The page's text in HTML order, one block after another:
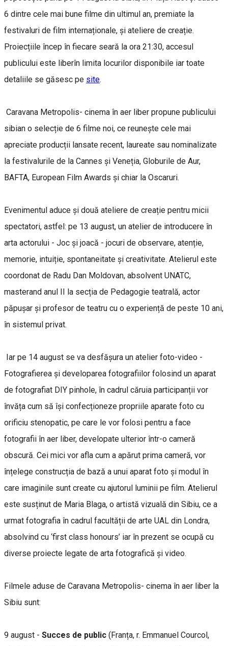
6 dintre cele mai bune filme din ultimul an, premiate la
festivaluri de film internaționale, și ateliere de creație.
Proiecțiile încep în fiecare seară la ora 21:30, accesul
publicului este liberîn limita locurilor disponibile iar toate
detaliile se găsesc pe site.
Caravana Metropolis- cinema în aer liber propune publicului
sibian o selecție de 6 filme noi, ce reunește cele mai
apreciate producții lansate recent, laureate sau nominalizate
la festivalurile de la Cannes și Veneția, Globurile de Aur,
BAFTA, European Film Awards și chiar la Oscaruri.
Evenimentul aduce și două ateliere de creație pentru micii
spectatori, astfel: pe 13 august, un atelier de introducere în
arta actorului - Joc și joacă - jocuri de observare, atenție,
memorie, intuiție, spontaneitate și creativitate. Atelierul este
coordonat de Radu Dan Moldovan, absolvent UNATC,
masterand anul II la secția de Pedagogie teatrală, actor
păpușar și profesor de teatru cu o experiență de peste 10 ani,
în sistemul privat.
Iar pe 14 august se va desfășura un atelier foto-video -
Fotografierea și developarea fotografiilor folosind un aparat
de fotografiat DIY pinhole, în cadrul căruia participanții vor
învăța cum să își confecționeze propriile aparate foto cu
orificiu stenopatic, pe care le vor folosi pentru a face
fotografii în aer liber, developate ulterior într-o cameră
obscură. Cei mici vor afla cum a apărut prima cameră, vor
înțelege construcția de bază a unui aparat foto și modul în
care imaginile sunt create cu ajutorul luminii pe film. Atelierul
este susținut de Maria Blaga, o artistă vizuală din Sibiu, ce a
urmat fotografia în cadrul facultății de arte UAL din Londra,
absolvind cu ‘first class honours’ iar în prezent se ocupă cu
diverse proiecte legate de arta fotografică și video.
Filmele aduse de Caravana Metropolis- cinema în aer liber la
Sibiu sunt:
9 august - Succes de public (Franța, r. Emmanuel Courcol,